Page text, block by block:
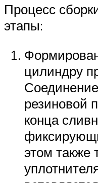
Процесс
этапы:
цилиндру
резиновой
конца
этом также